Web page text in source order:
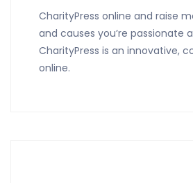
CharityPress online and raise
and causes you’re passionate
CharityPress is an innovative,
online.